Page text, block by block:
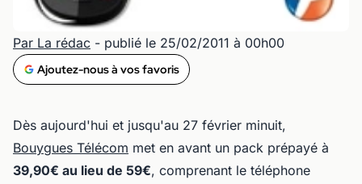
Par La rédac - publié le 25/02/2011 à 00h00
Ajoutez-nous à vos favoris
Dès aujourd'hui et jusqu'au 27 février minuit,
Bouygues Télécom met en avant un pack prépayé à
39,90€ au lieu de 59€, comprenant le téléphone